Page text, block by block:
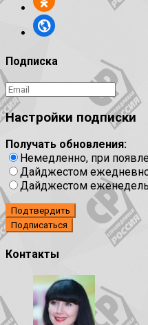
Подписка
Настройки подписки
Получать обновления:
Немедленно, при
Дайджестом ежедневно
Дайджестом
Подтвердить
Контакты